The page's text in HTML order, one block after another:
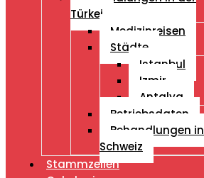
Türkei
Medizinreisen
Städte
Istanbul
Izmir
Antalya
Betriebsdaten
Behandlungen
Schweiz
Stammzellen